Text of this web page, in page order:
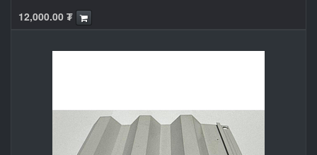
12,000.00 ₮